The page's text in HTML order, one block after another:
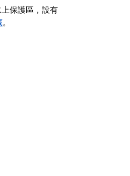
保護區，設有
。